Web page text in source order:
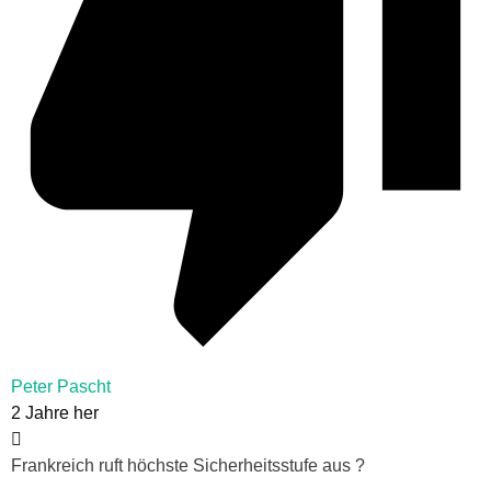
Peter Pascht
2 Jahre her
Frankreich ruft höchste Sicherheitsstufe aus ?